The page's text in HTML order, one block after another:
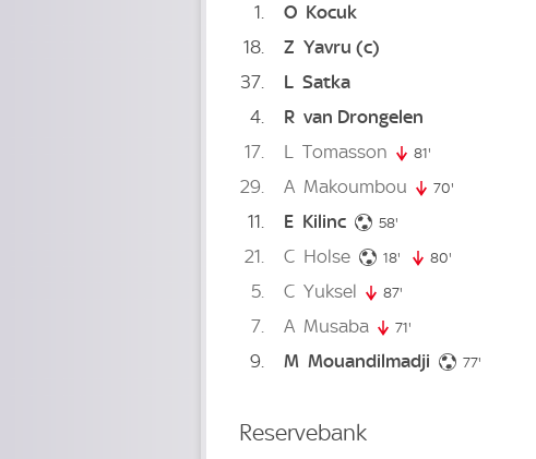
1 O Kocuk
18
Z Yavru (c)
37
L Satka
4
R van Drongelen
17
L Tomasson 81'
29 A Makoumbou 70'
11 E Kilinc 58'
21 C Holse 18' 18. minute
80'
5 C Yuksel 87'
7 A Musaba 71'
9 M Mouandilmadji 77'
Reservebank